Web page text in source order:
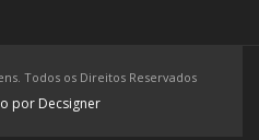
Todos os Direitos Reservados
por Decsigner